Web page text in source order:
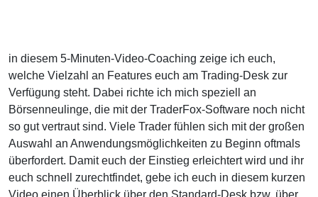
in diesem 5-Minuten-Video-Coaching zeige ich euch,
welche Vielzahl an Features euch am Trading-Desk zur
Verfügung steht. Dabei richte ich mich speziell an
Börsenneulinge, die mit der TraderFox-Software noch nicht
so gut vertraut sind. Viele Trader fühlen sich mit der großen
Auswahl an Anwendungsmöglichkeiten zu Beginn oftmals
überfordert. Damit euch der Einstieg erleichtert wird und ihr
euch schnell zurechtfindet, gebe ich euch in diesem kurzen